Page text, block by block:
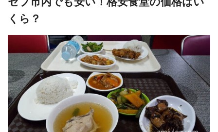
くら？